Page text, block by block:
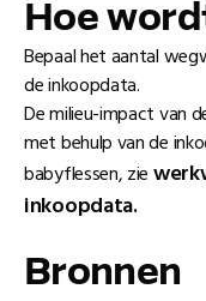
Hoe
Bepaal het aantal
de inkoopdata.
De milieu-impact van
met behulp van de
babyflessen, zie
inkoopdata.
Bronnen